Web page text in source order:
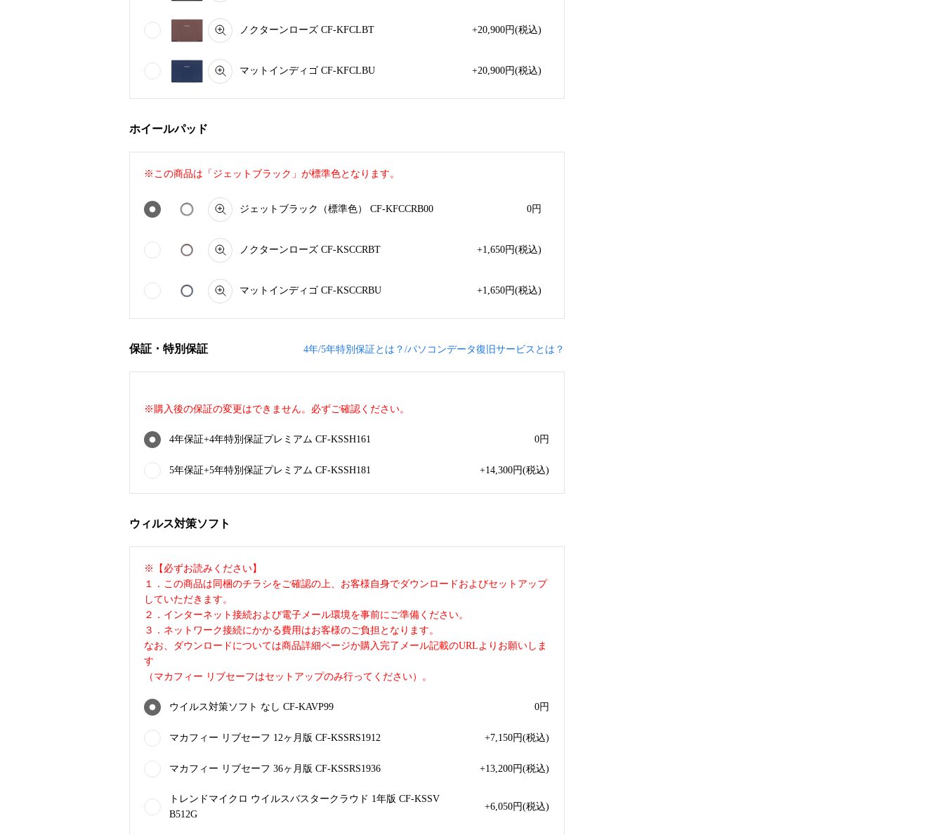
ノクターンローズ CF-KFCLBT +20,900円(税込)
マットインディゴ CF-KFCLBU +20,900円(税込)
ホイールパッド
※この商品は「ジェットブラック」が標準色となります。
ジェットブラック（標準色） CF-KFCCRB00 0円
ノクターンローズ CF-KSCCRBT +1,650円(税込)
マットインディゴ CF-KSCCRBU +1,650円(税込)
保証・特別保証 4年/5年特別保証とは？/パソコンデータ復旧サービスとは？
※購入後の保証の変更はできません。必ずご確認ください。
4年保証+4年特別保証プレミアム CF-KSSH161 0円
5年保証+5年特別保証プレミアム CF-KSSH181 +14,300円(税込)
ウィルス対策ソフト
※【必ずお読みください】
１．この商品は同梱のチラシをご確認の上、お客様自身でダウンロードおよびセットアップ
していただきます。
２．インターネット接続および電子メール環境を事前にご準備ください。
３．ネットワーク接続にかかる費用はお客様のご負担となります。
なお、ダウンロードについては商品詳細ページか購入完了メール記載のURLよりお願いしま
す
（マカフィー リブセーフはセットアップのみ行ってください）。
ウイルス対策ソフト なし CF-KAVP99 0円
マカフィー リブセーフ 12ヶ月版 CF-KSSRS1912 +7,150円(税込)
マカフィー リブセーフ 36ヶ月版 CF-KSSRS1936 +13,200円(税込)
トレンドマイクロ ウイルスバスタークラウド 1年版 CF-KSSV
B512G
+6,050円(税込)